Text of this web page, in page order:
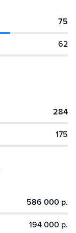
75
62
284
175
586 000 р.
194 000 р.